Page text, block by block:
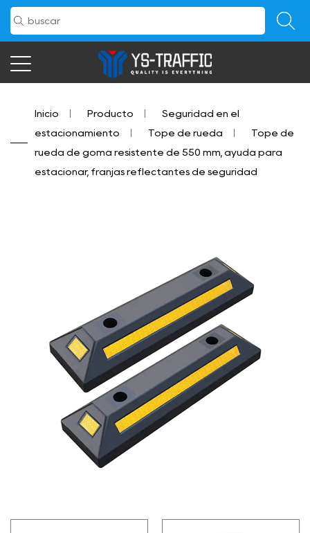
Inicio Producto Seguridad en el
estacionamiento Tope de rueda Tope de
rueda de goma resistente de 550 mm, ayuda para
estacionar, franjas reflectantes de seguridad